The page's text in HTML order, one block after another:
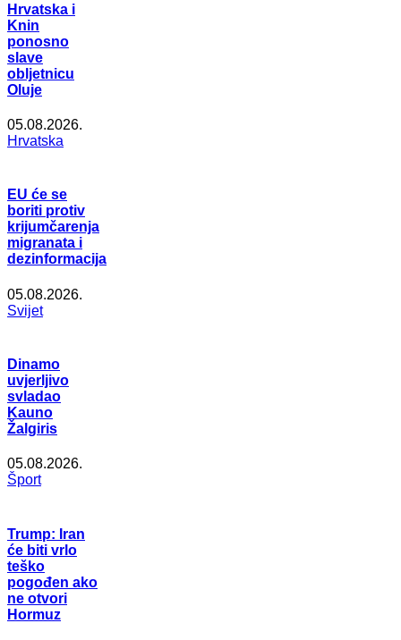
Hrvatska i
Knin
ponosno
slave
obljetnicu
Oluje
05.08.2026.
Hrvatska
EU će se
boriti protiv
krijumčarenja
migranata i
dezinformacija
05.08.2026.
Svijet
Dinamo
uvjerljivo
svladao
Kauno
Žalgiris
05.08.2026.
Šport
Trump: Iran
će biti vrlo
teško
pogođen ako
ne otvori
Hormuz